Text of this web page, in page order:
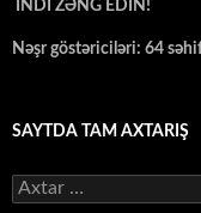
İNDİ ZƏNG EDİN!
Nəşr göstəriciləri: 64
SAYTDA TAM AXTARIŞ
Axtarış: